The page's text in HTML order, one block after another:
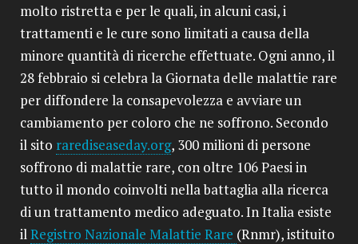
molto ristretta e per le quali, in alcuni casi, i
trattamenti e le cure sono limitati a causa della
minore quantità di ricerche effettuate. Ogni anno, il
28 febbraio si celebra la Giornata delle malattie rare
per diffondere la consapevolezza e avviare un
cambiamento per coloro che ne soffrono. Secondo
il sito rarediseaseday.org, 300 milioni di persone
soffrono di malattie rare, con oltre 106 Paesi in
tutto il mondo coinvolti nella battaglia alla ricerca
di un trattamento medico adeguato. In Italia esiste
il Registro Nazionale Malattie Rare (Rnmr), istituito